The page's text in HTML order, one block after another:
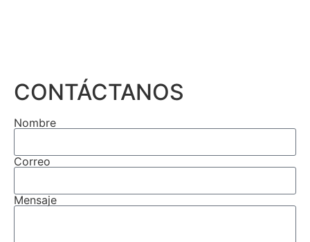
CONTÁCTANOS
Nombre
Correo
Mensaje